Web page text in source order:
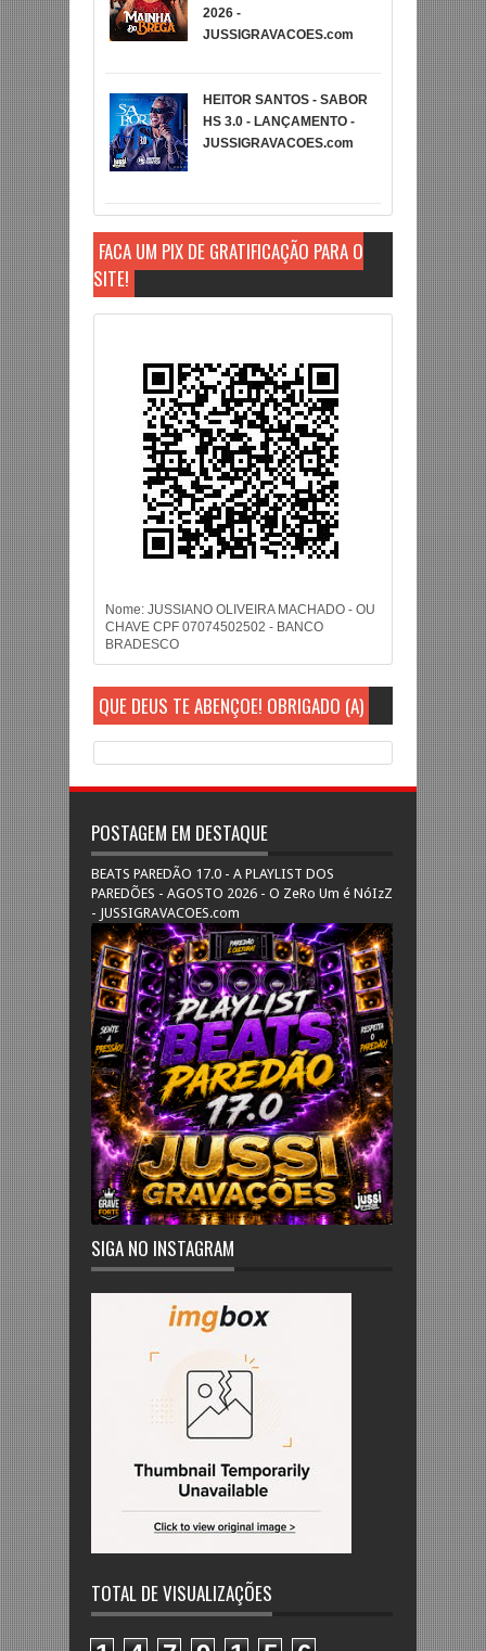
2026 -
JUSSIGRAVACOES.com
HEITOR SANTOS - SABOR
HS 3.0 - LANÇAMENTO -
JUSSIGRAVACOES.com
FAÇA UM PIX DE GRATIFICAÇÃO PARA O
SITE!
Nome: JUSSIANO OLIVEIRA MACHADO - OU
CHAVE CPF 07074502502 - BANCO
BRADESCO
QUE DEUS TE ABENÇOE! OBRIGADO (A)
POSTAGEM EM DESTAQUE
BEATS PAREDÃO 17.0 - A PLAYLIST DOS
PAREDÕES - AGOSTO 2026 - O ZeRo Um é NóIzZ
- JUSSIGRAVACOES.com
SIGA NO INSTAGRAM
TOTAL DE VISUALIZAÇÕES